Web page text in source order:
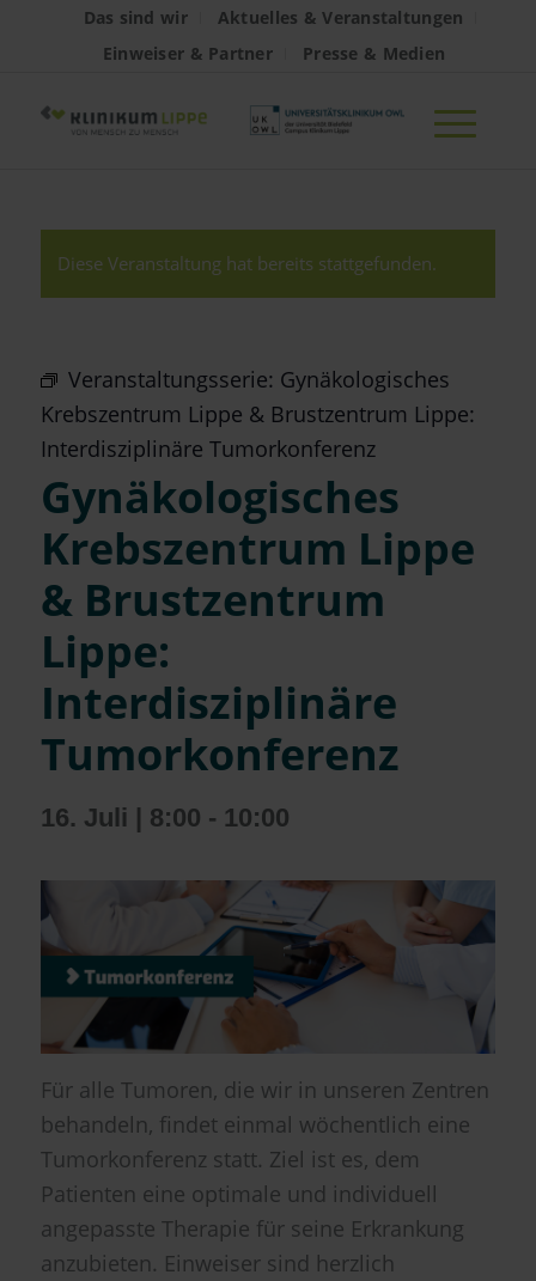
Das sind wir
Aktuelles & Veranstaltungen
Einweiser & Partner
Presse & Medien
Diese Veranstaltung hat bereits stattgefunden.
Veranstaltungsserie: Gynäkologisches
Krebszentrum Lippe & Brustzentrum Lippe:
Interdisziplinäre Tumorkonferenz
Gynäkologisches
Krebszentrum Lippe
& Brustzentrum
Lippe:
Interdisziplinäre
Tumorkonferenz
16. Juli | 8:00 - 10:00
Für alle Tumoren, die wir in unseren Zentren
behandeln, findet einmal wöchentlich eine
Tumorkonferenz statt. Ziel ist es, dem
Patienten eine optimale und individuell
angepasste Therapie für seine Erkrankung
anzubieten. Einweiser sind herzlich